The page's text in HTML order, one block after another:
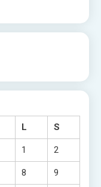
L S
1 2
8 9